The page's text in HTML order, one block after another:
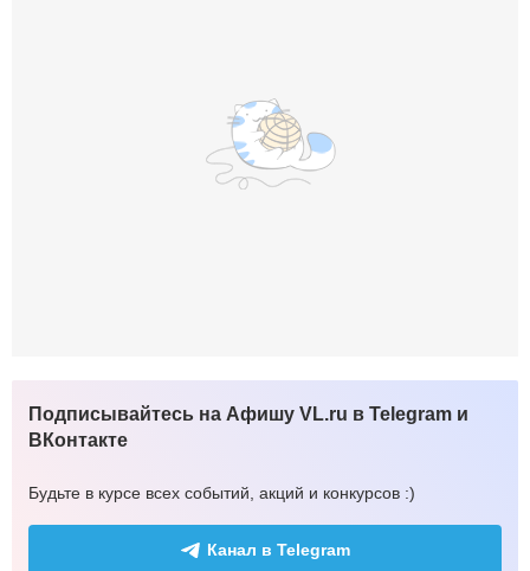
Подписывайтесь на Афишу VL.ru в Telegram и
ВКонтакте
Будьте в курсе всех событий, акций и конкурсов :)
Канал в Telegram